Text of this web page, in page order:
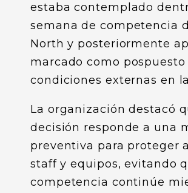
estaba contemplado
semana de competencia
North y posteriormente
marcado como pospuesto
condiciones externas en
La organización destacó
decisión responde a una
preventiva para proteger
staff y equipos, evitando
competencia continúe